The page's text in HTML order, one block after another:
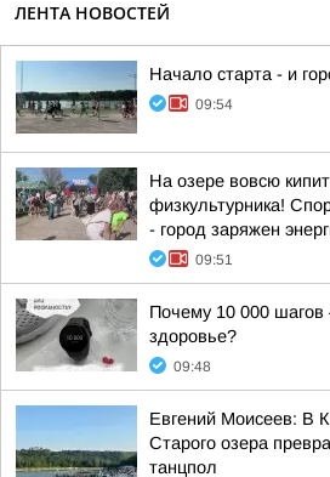
ЛЕНТА НОВОСТЕЙ
Начало старта - и
09:54
На озере вовсю
физкультурника!
- город заряжен
09:51
Почему 10 000
здоровье?
09:48
Евгений Моисеев: В
Старого озера
танцпол